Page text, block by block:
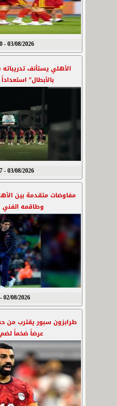
03/08/2026 - 11:30 ص
الأهلي يستأنف
بالأبطال”
03/08/2026 - 11:27 ص
مفاوضات متقدمة بين
وطاقمه الفني
02/08/2026 - 9:53 م
طرابزون سبور يقترب من
عرضاً ضخماً